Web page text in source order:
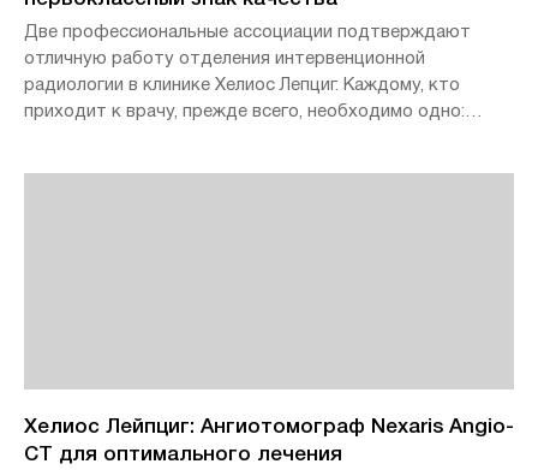
Две профессиональные ассоциации подтверждают
отличную работу отделения интервенционной
радиологии в клинике Хелиос Лепциг. Каждому, кто
приходит к врачу, прежде всего, необходимо одно:
Хелиос Лейпциг: Ангиотомограф Nexaris Angio-
CT для оптимального лечения